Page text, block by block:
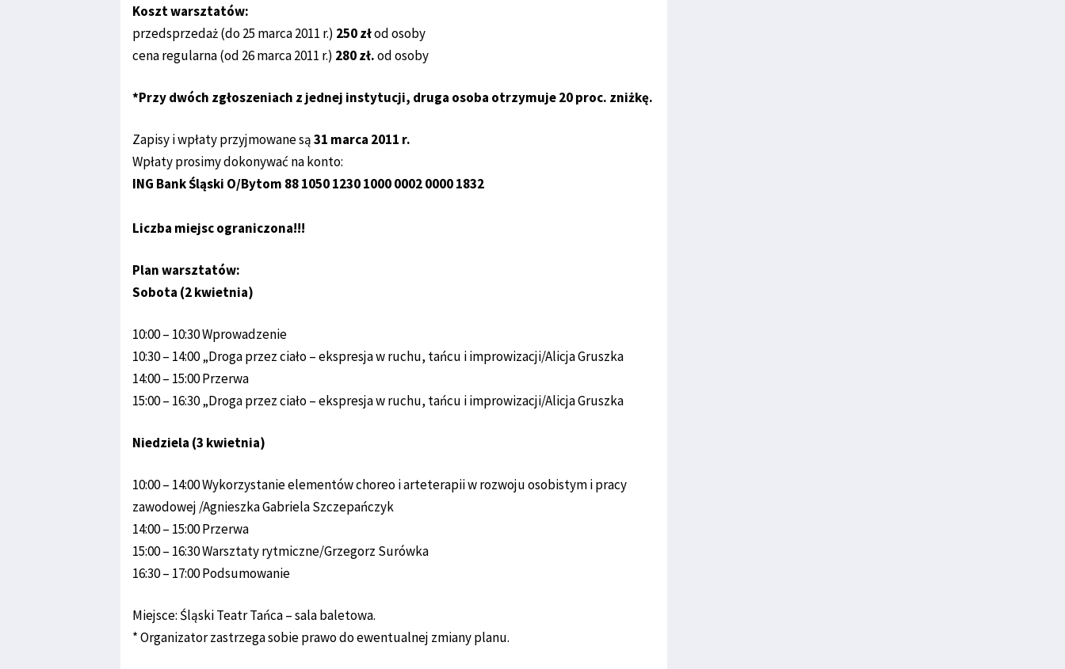
Koszt warsztatów:
przedsprzedaż (do 25 marca 2011 r.) 250 złod osoby
cena regularna (od 26 marca 2011 r.) 280 zł.od osoby
*Przy dwóch zgłoszeniach z jednej instytucji, druga osoba otrzymuje 20 proc. zniżkę.
Zapisy i wpłaty przyjmowane są31 marca 2011 r.
Wpłaty prosimy dokonywać na konto:
ING Bank Śląski O/Bytom 88 1050 1230 1000 0002 0000 1832
Liczba miejsc ograniczona!!!
Plan warsztatów:
Sobota (2 kwietnia)
10:00 – 10:30 Wprowadzenie
10:30 – 14:00 „Droga przez ciało – ekspresja w ruchu, tańcu i improwizacji/Alicja Gruszka
14:00 – 15:00 Przerwa
15:00 – 16:30 „Droga przez ciało – ekspresja w ruchu, tańcu i improwizacji/Alicja Gruszka
Niedziela (3 kwietnia)
10:00 – 14:00 Wykorzystanie elementów choreo i arteterapii w rozwoju osobistym i pracy
zawodowej /Agnieszka Gabriela Szczepańczyk
14:00 – 15:00 Przerwa
15:00 – 16:30 Warsztaty rytmiczne/Grzegorz Surówka
16:30 – 17:00 Podsumowanie
Miejsce: Śląski Teatr Tańca – sala baletowa.
* Organizator zastrzega sobie prawo do ewentualnej zmiany planu.